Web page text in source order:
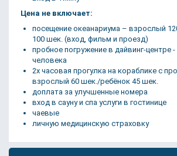
Цена не включает:
посещение океанариума – взрослый
100 шек. (вход, фильм и проезд)
пробное погружение в дайвинг-центре
человека
2х часовая прогулка на кораблике с
взрослый 60 шек./ребёнок 45 шек.
доплата за улучшенные номера
вход в сауну и спа услуги в гостинице
чаевые
личную медицинскую страховку